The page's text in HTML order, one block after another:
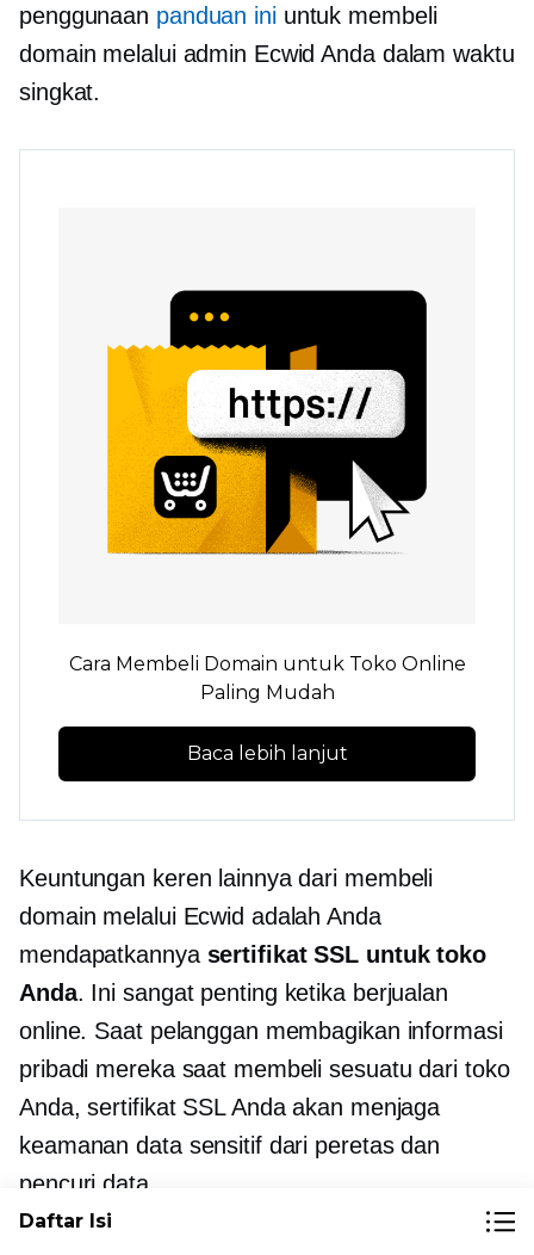
penggunaan panduan iniuntuk membeli
domain melalui admin Ecwid Anda dalam waktu
singkat.
Cara Membeli Domain untuk Toko Online
Paling Mudah
Baca lebih lanjut
Keuntungan keren lainnya dari membeli
domain melalui Ecwid adalah Anda
mendapatkannya sertifikat SSL untuk toko
Anda. Ini sangat penting ketika berjualan
online. Saat pelanggan membagikan informasi
pribadi mereka saat membeli sesuatu dari toko
Anda, sertifikat SSL Anda akan menjaga
keamanan data sensitif dari peretas dan
pencuri data.
Daftar Isi